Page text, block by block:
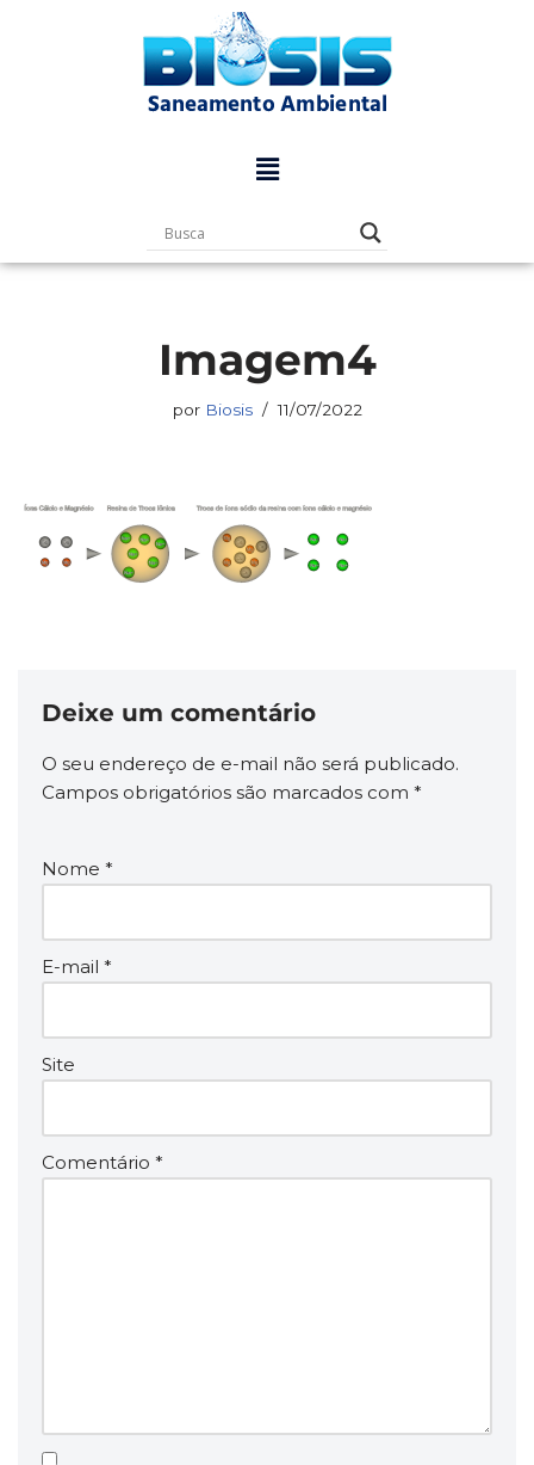
Imagem4
por Biosis 11/07/2022
Deixe um comentário
O seu endereço de e-mail não será publicado.
Campos obrigatórios são marcados com *
Nome *
E-mail *
Site
Comentário *